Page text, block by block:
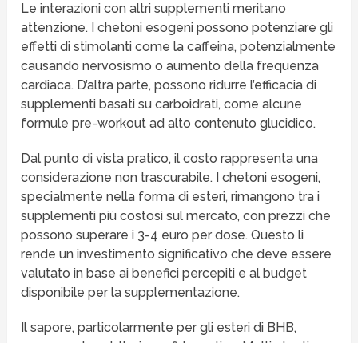
Le interazioni con altri supplementi meritano
attenzione. I chetoni esogeni possono potenziare gli
effetti di stimolanti come la caffeina, potenzialmente
causando nervosismo o aumento della frequenza
cardiaca. D’altra parte, possono ridurre l’efficacia di
supplementi basati su carboidrati, come alcune
formule pre-workout ad alto contenuto glucidico.
Dal punto di vista pratico, il costo rappresenta una
considerazione non trascurabile. I chetoni esogeni,
specialmente nella forma di esteri, rimangono tra i
supplementi più costosi sul mercato, con prezzi che
possono superare i 3-4 euro per dose. Questo li
rende un investimento significativo che deve essere
valutato in base ai benefici percepiti e al budget
disponibile per la supplementazione.
Il sapore, particolarmente per gli esteri di BHB,